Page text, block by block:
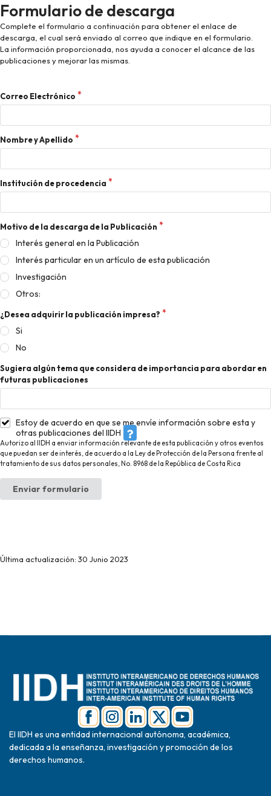
Formulario de descarga
Complete el formulario a continuación para obtener el enlace de
descarga, el cual será enviado al correo que indique en el formulario.
La información proporcionada, nos ayuda a conocer el alcance de las
publicaciones y mejorar las mismas.
Correo Electrónico
Nombre y Apellido
Institución de procedencia
Motivo de la descarga de la Publicación
Interés general en la Publicación
Interés particular en un artículo de esta publicación
Investigación
Otros:
¿Desea adquirir la publicación impresa?
Si
No
Sugiera algún tema que considera de importancia para abordar en
futuras publicaciones
Estoy de acuerdo en que se me envíe información sobre esta y
otras publicaciones del IIDH
Autorizo al IIDH a enviar información relevante de esta publicación y otros eventos
que puedan ser de interés, de acuerdo a la Ley de Protección de la Persona frente al
tratamiento de sus datos personales, No. 8968 de la República de Costa Rica
Enviar formulario
Última actualización: 30 Junio 2023
El IIDH es una entidad internacional autónoma, académica,
dedicada a la enseñanza, investigación y promoción de los
derechos humanos.